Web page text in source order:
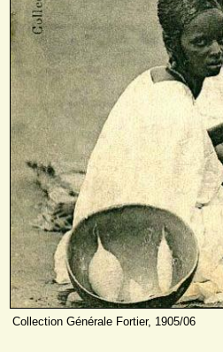
Collection Générale Fortier, 1905/06